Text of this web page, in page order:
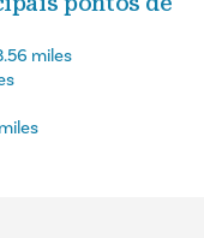
miles